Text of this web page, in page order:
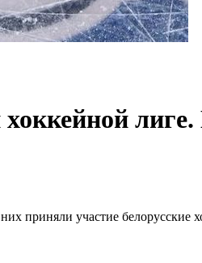
приняли участие белорусские